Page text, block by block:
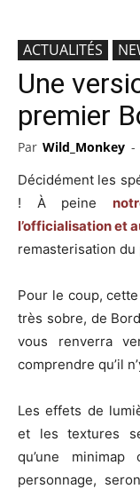
ACTUALITÉS
Une
premier
Par Wild_Monkey -
Décidément les
! À peine
l’officialisation et
remasterisation du
Pour le coup,
très sobre, de
vous renverra
comprendre qu’il
Les effets de
et les textures
qu’une
personnage,